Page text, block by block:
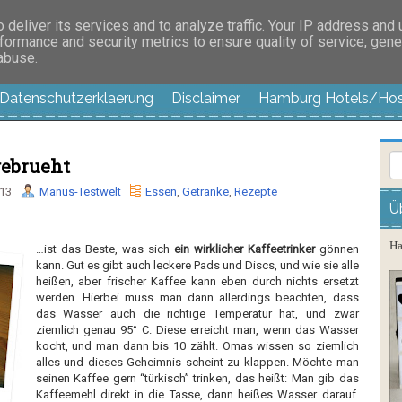
außer langweilig
Datenschutzerklaerung Disclaimer Hamburg Hotels/
Manus-Testwelt Essen, Getränke, Rezepte
…ist das Beste, was sich ein wirklicher Kaffeetrinkergönnen
kann. Gut es gibt auch leckere Pads und Discs, und wie sie alle
heißen, aber frischer Kaffee kann eben durch nichts ersetzt
werden. Hierbei muss man dann allerdings beachten, dass
das Wasser auch die richtige Temperatur hat, und zwar
ziemlich genau 95° C. Diese erreicht man, wenn das Wasser
kocht, und man dann bis 10 zählt. Omas wissen so ziemlich
alles und dieses Geheimnis scheint zu klappen. Möchte man
seinen Kaffee gern “türkisch” trinken, das heißt: Man gib das
Kaffeemehl direkt in die Tasse, dann heißes Wasser darauf.
its services and to analyze traffic. Your IP address and
and security metrics to ensure quality of service,